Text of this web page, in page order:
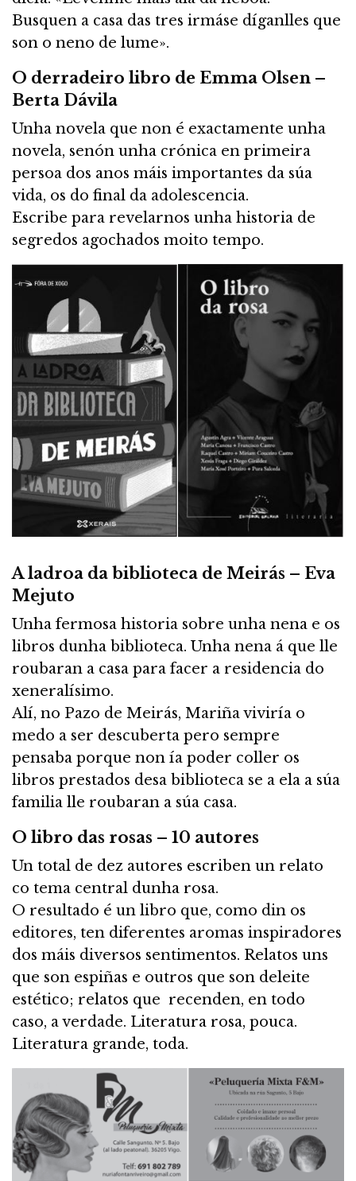
Busquen a casa das tres irmáse díganlles que
son o neno de lume».
O derradeiro libro de Emma Olsen –
Berta Dávila
Unha novela que non é exactamente unha
novela, senón unha crónica en primeira
persoa dos anos máis importantes da súa
vida, os do final da adolescencia.
Escribe para revelarnos unha historia de
segredos agochados moito tempo.
A ladroa da biblioteca de Meirás – Eva
Mejuto
Unha fermosa historia sobre unha nena e os
libros dunha biblioteca. Unha nena á que lle
roubaran a casa para facer a residencia do
xeneralísimo.
Alí, no Pazo de Meirás, Mariña viviría o
medo a ser descuberta pero sempre
pensaba porque non ía poder coller os
libros prestados desa biblioteca se a ela a súa
familia lle roubaran a súa casa.
O libro das rosas – 10 autores
Un total de dez autores escriben un relato
co tema central dunha rosa.
O resultado é un libro que, como din os
editores, ten diferentes aromas inspiradores
dos máis diversos sentimentos. Relatos uns
que son espiñas e outros que son deleite
estético; relatos que recenden, en todo
caso, a verdade. Literatura rosa, pouca.
Literatura grande, toda.